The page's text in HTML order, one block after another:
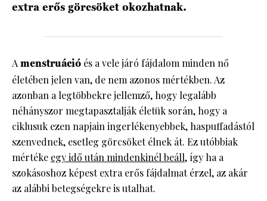
extra erős görcsöket okozhatnak.
Amenstruáció és a vele járó fájdalom minden nő
életében jelen van, de nem azonos mértékben. Az
azonban a legtöbbekre jellemző, hogy legalább
néhányszor megtapasztalják életük során, hogy a
ciklusuk ezen napjain ingerlékenyebbek, haspuffadástól
szenvednek, esetleg görcsöket élnek át. Ez utóbbiak
mértéke egy idő után mindenkinél beáll, így ha a
szokásoshoz képest extra erős fájdalmat érzel, az akár
az alábbi betegségekre is utalhat.